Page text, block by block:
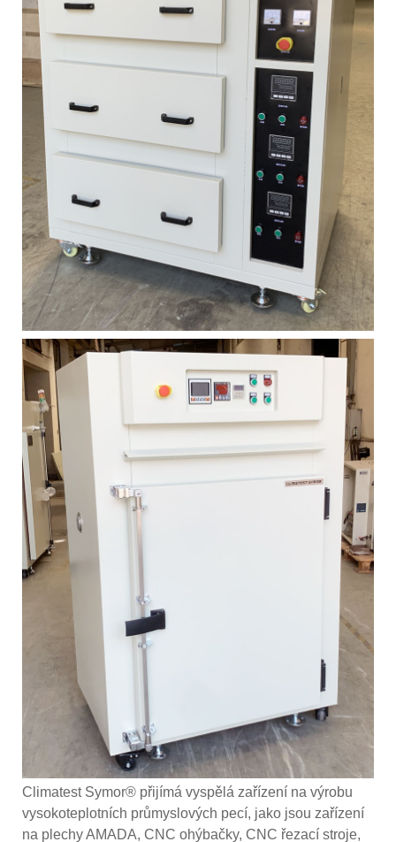
Climatest Symor® přijímá vyspělá zařízení na výrobu
vysokoteplotních průmyslových pecí, jako jsou zařízení
na plechy AMADA, CNC ohýbačky, CNC řezací stroje,